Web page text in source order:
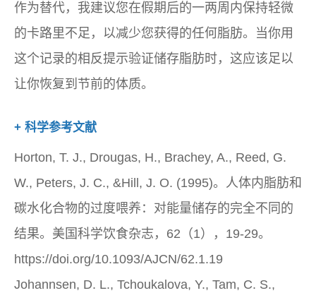
作为替代，我建议您在假期​​后的一两周内保持轻微
的卡路里不足，以减少您获得的任何脂肪。当你用
这个记录的相反提示验证储存脂肪时，这应该足以
让你恢复到节前的体质。
+ 科学参考文献
Horton, T. J., Drougas, H., Brachey, A., Reed, G.
W., Peters, J. C., &Hill, J. O. (1995)。人体内脂肪和
碳水化合物的过度喂养：对能量储存的完全不同的
结果。美国科学饮食杂志，62（1），19-29。
https://doi.org/10.1093/AJCN/62.1.19
Johannsen, D. L., Tchoukalova, Y., Tam, C. S.,